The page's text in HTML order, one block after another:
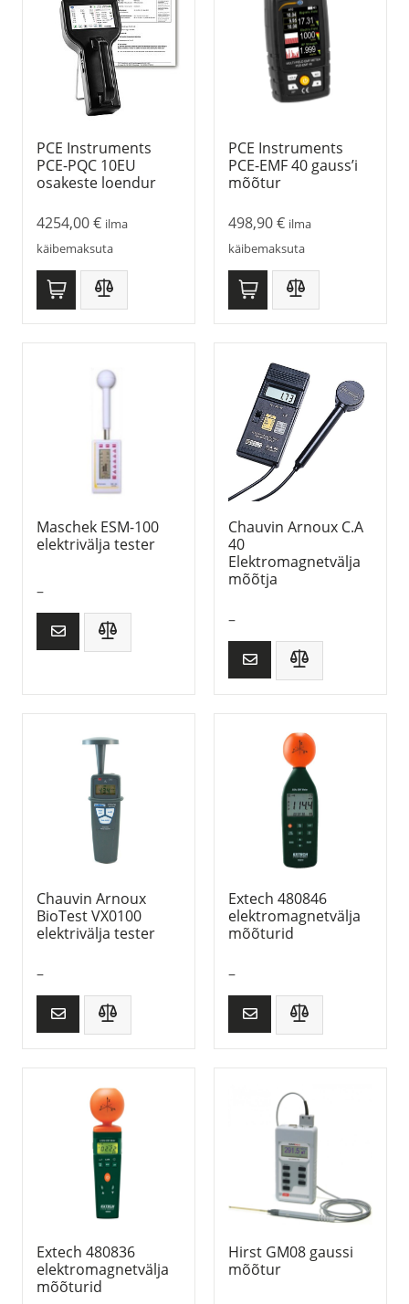
PCE Instruments
PCE-PQC 10EU
osakeste loendur
4254,00€ ilma
käibemaksuta
PCE Instruments
PCE-EMF 40 gauss’i
mõõtur
498,90€ ilma
käibemaksuta
Maschek ESM-100
elektrivälja tester
–
Chauvin Arnoux C.A
40
Elektromagnetvälja
mõõtja
–
Chauvin Arnoux
BioTest VX0100
elektrivälja tester
–
Extech 480846
elektromagnetvälja
mõõturid
–
Extech 480836
elektromagnetvälja
mõõturid
Hirst GM08 gaussi
mõõtur